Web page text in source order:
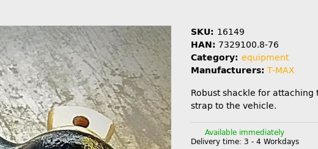
SKU: 16149
HAN: 7329100.8-76
Category: equipment
Manufacturers: T-MAX
Robust shackle for attaching
strap to the vehicle.
Available immediately
Delivery time: 3 - 4 Workdays